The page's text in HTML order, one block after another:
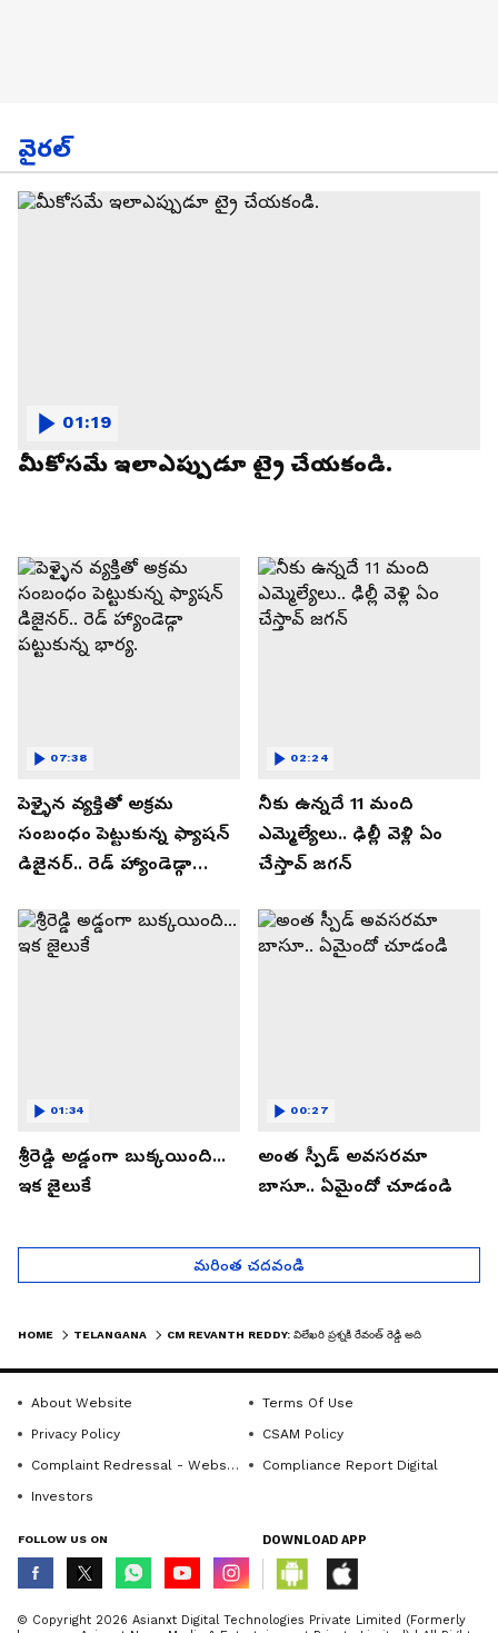
వైరల్
మీకోసమే ఇలాఎప్పుడూ ట్రై చేయకండి.
01:19
పెళ్ళైన వ్యక్తితో అక్రమ
సంబంధం పెట్టుకున్న ఫ్యాషన్
డిజైనర్.. రెడ్ హ్యాండెడ్గా
07:38
నీకు ఉన్నదే 11 మంది
ఎమ్మెల్యేలు.. ఢిల్లీ వెళ్లి ఏం
చేస్తావ్ జగన్
02:24
శ్రీరెడ్డి అడ్డంగా బుక్కయింది...
ఇక జైలుకే
01:34
అంత స్పీడ్ అవసరమా
బాసూ.. ఏమైందో చూడండి
00:27
మరింత చదవండి
HOME TELANGANA
About Website
Terms Of Use
Privacy Policy
CSAM Policy
Complaint Redressal - Website
Compliance Report Digital
Investors
FOLLOW US ON DOWNLOAD APP
© Copyright 2026 Asianxt Digital Technologies Private Limited (Formerly